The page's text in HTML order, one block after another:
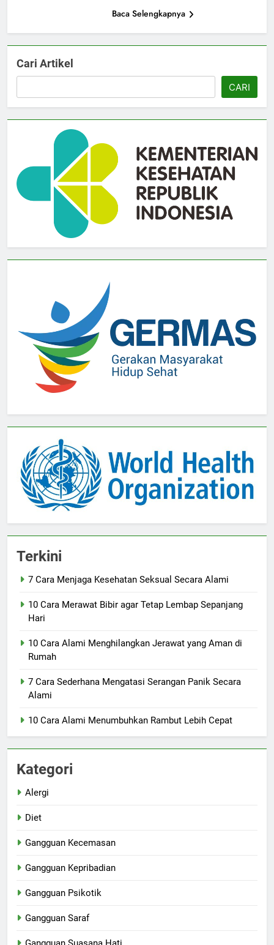
Baca Selengkapnya
Cari Artikel
CARI
Terkini
7 Cara Menjaga Kesehatan Seksual Secara Alami
10 Cara Merawat Bibir agar Tetap Lembap Sepanjang
Hari
10 Cara Alami Menghilangkan Jerawat yang Aman di
Rumah
7 Cara Sederhana Mengatasi Serangan Panik Secara
Alami
10 Cara Alami Menumbuhkan Rambut Lebih Cepat
Kategori
Alergi
Diet
Gangguan Kecemasan
Gangguan Kepribadian
Gangguan Psikotik
Gangguan Saraf